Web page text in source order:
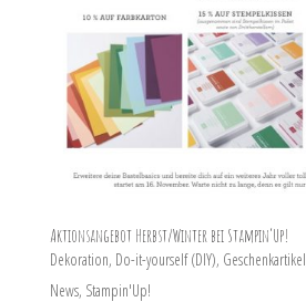
Aktionsangebot Herbst/Winter bei Stampin’Up!
Dekoration, Do-it-yourself (DIY), Geschenkartikel
News, Stampin'Up!